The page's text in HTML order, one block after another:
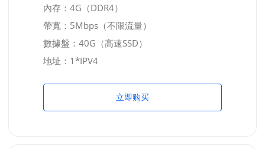
內存：4G（DDR4）
帶寬：5Mbps（不限流量）
數據盤：40G（高速SSD）
地址：1*IPV4
立即购买